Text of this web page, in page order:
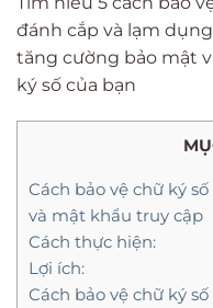
đánh cắp và lạm
tăng cường bảo mật
ký số của bạn
Cách bảo vệ chữ ký
và mật khẩu truy cập
Cách thực hiện:
Lợi ích:
Cách bảo vệ chữ ký